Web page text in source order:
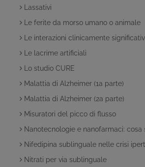
Lassativi
Le ferite da morso umano o animale
Le interazioni clinicamente
Le lacrime artificiali
Lo studio CURE
Malattia di Alzheimer (1a parte)
Malattia di Alzheimer (2a parte)
Misuratori del picco di flusso
Nanotecnologie e nanofarmaci: cosa
Nifedipina sublinguale nelle crisi
Nitrati per via sublinguale